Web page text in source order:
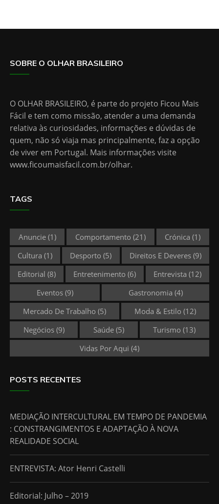
SOBRE O OLHAR BRASILEIRO
O OLHAR BRASILEIRO, é parte do projeto Ficou Mais
Fácil e tem como missão, atender a uma demanda
relativa às curiosidades, informações e dúvidas de
quem, não só viaja mas principalmente, faz a opção
de viver em Portugal. Mais informações visite
www.ficoumaisfacil.com.br/olhar.
TAGS
Anuncie(1) Comportamento (21) Crónica (1)
Cultura (1) Desporto (5) Direitos E Deveres(9)
Editorial (8) Entretenimento (6) Entrevista (12)
Eventos(9) Gastronomia (4)
Mercado De Trabalho (5) Moda & Estilo (12)
Negócios(9) Saúde(5) Turismo (13)
Vidas Por Aqui (4)
POSTS RECENTES
MEDIAÇÃO INTERCULTURAL EM TEMPO DE PANDEMIA
: CONSTRANGIMENTOS E ADAPTAÇÃO À NOVA
REALIDADE SOCIAL
ENTREVISTA: Ator Henri Castelli
Editorial: Julho – 2019